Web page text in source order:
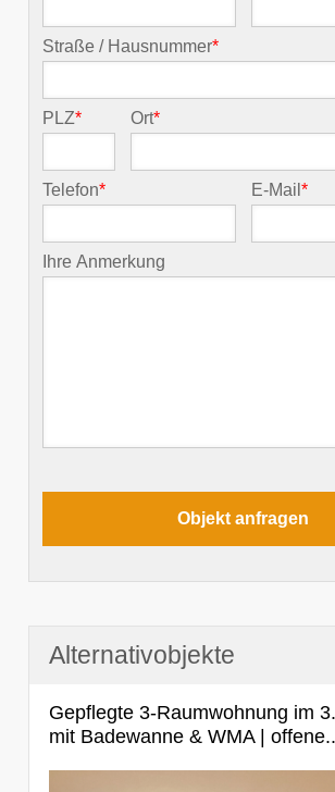
Straße / Hausnummer*
PLZ* Ort*
Telefon* E-Mail*
Ihre Anmerkung
Alternativobjekte
Gepflegte 3-Raumwohnung im
mit Badewanne & WMA |